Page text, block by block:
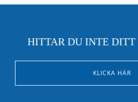
HITTAR DU INTE DITT
KLICKA HÄR